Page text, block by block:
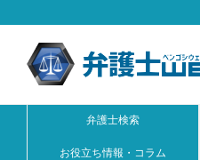
弁護士検索
お役立ち情報・コラム